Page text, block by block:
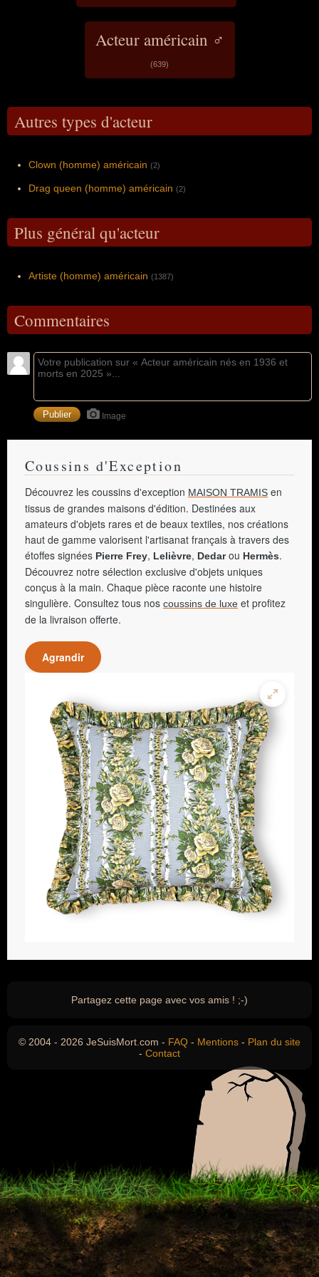
Acteur américain ♂
(639)
Autres types d'acteur
Clown (homme) américain (2)
Drag queen (homme) américain (2)
Plus général qu'acteur
Artiste (homme) américain (1387)
Commentaires
Image
Coussins d'Exception
Découvrez les coussins d'exception MAISON TRAMIS en
tissus de grandes maisons d'édition. Destinées aux
amateurs d'objets rares et de beaux textiles, nos créations
haut de gamme valorisent l'artisanat français à travers des
étoffes signées Pierre Frey, Lelièvre, Dedarou Hermès.
Découvrez notre sélection exclusive d'objets uniques
conçus à la main. Chaque pièce raconte une histoire
singulière. Consultez tous nos coussins de luxe et profitez
de la livraison offerte.
Agrandir
Partagez cette page avec vos amis ! ;-)
© 2004 - 2026 JeSuisMort.com - FAQ - Mentions - Plan du site
- Contact